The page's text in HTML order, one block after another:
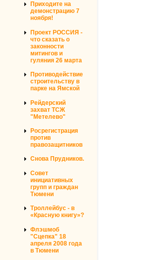
Приходите на
демонстрацию 7
ноября!
Проект РОССИЯ -
что сказать о
законности
митингов и
гуляния 26 марта
Противодействие
строительству в
парке на Ямской
Рейдерский
захват ТСЖ
"Метелево"
Росрегистрация
против
правозащитников
Снова Прудников.
Совет
инициативных
групп и граждан
Тюмени
Троллейбус - в
«Красную книгу»?
Флэшмоб
"Сцепка" 18
апреля 2008 года
в Тюмени